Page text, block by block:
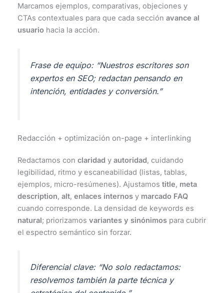
Marcamos ejemplos, comparativas, objeciones y
CTAs contextuales para que cada sección avance al
usuariohacia la acción.
Frase de equipo: “Nuestros escritores son
expertos en SEO; redactan pensando en
intención, entidades y conversión.”
Redacción + optimización on-page + interlinking
Redactamos con claridad y autoridad, cuidando
legibilidad, ritmo y escaneabilidad (listas, tablas,
ejemplos, micro-resúmenes). Ajustamos title, meta
description, alt, enlaces internosy marcado FAQ
cuando corresponde. La densidad de keywords es
natural; priorizamos variantes y sinónimospara cubrir
el espectro semántico sin forzar.
Diferencial clave: “No solo redactamos:
resolvemos también la parte técnica y